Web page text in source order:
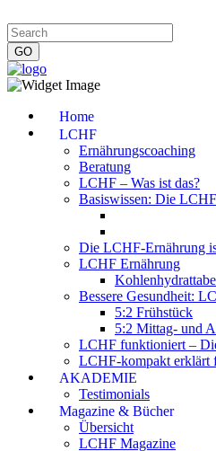
Home
LCHF
Ernährungscoaching
Beratung
LCHF – Was ist das?
Basiswissen: Die
Die LCHF-Ernährung
LCHF Ernährung
Bessere Gesundheit:
5:2 Frühstück
5:2 Mittag- und
LCHF funktioniert –
LCHF-kompakt erklärt
AKADEMIE
Testimonials
Magazine & Bücher
Übersicht
LCHF Magazine